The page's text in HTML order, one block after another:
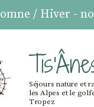
/ Hiver -
Séjours nature et
les Alpes et le
Tropez